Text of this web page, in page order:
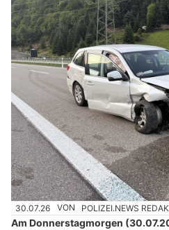
30.07.26 VON POLIZEI.NEWS
Am Donnerstagmorgen